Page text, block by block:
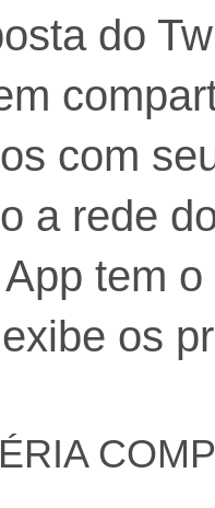
do
com
a rede
tem
os